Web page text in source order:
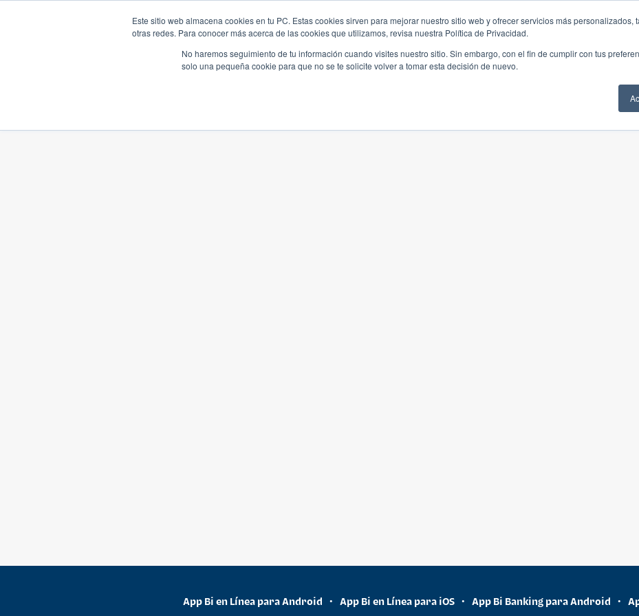
Este sitio web almacena cookies en tu PC. Estas cookies sirven para mejorar nuestro sitio web y ofrecer servicios más personalizados,
otras redes. Para conocer más acerca de las cookies que utilizamos, revisa nuestra Política de Privacidad.
No haremos seguimiento de tu información cuando visites nuestro sitio. Sin embargo, con el fin de cumplir con tus
solo una pequeña cookie para que no se te solicite volver a tomar esta decisión de nuevo.
App Bi en Línea para Android • App Bi en Línea para iOS • App Bi Banking para Android •